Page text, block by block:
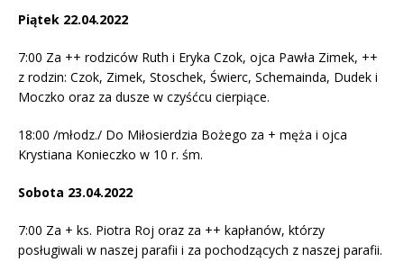
Piątek 22.04.2022
7:00 Za ++ rodziców Ruth i Eryka Czok, ojca Pawła Zimek, ++
z rodzin: Czok, Zimek, Stoschek, Świerc, Schemainda, Dudek i
Moczko oraz za dusze w czyśćcu cierpiące.
18:00 /młodz./ Do Miłosierdzia Bożego za + męża i ojca
Krystiana Konieczko w 10 r. śm.
Sobota 23.04.2022
7:00 Za + ks. Piotra Roj oraz za ++ kapłanów, którzy
posługiwali w naszej parafii i za pochodzących z naszej parafii.